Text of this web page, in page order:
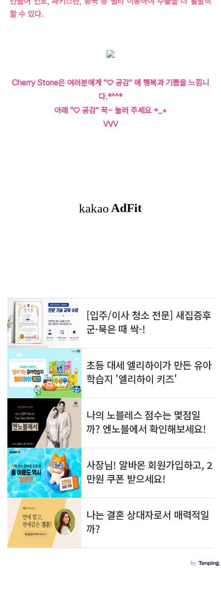
할 수 있다.
Cherry Stone은 여러분에게 "♡ 공감" 에 행복과 기쁨을 느낌니
다.*^^*
아래 "♡ 공감" 꾹~ 눌러 주세요 +_+
VVV